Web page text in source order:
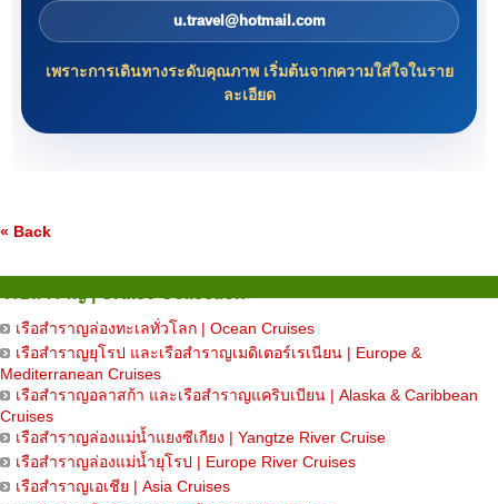
u.travel@hotmail.com
เพราะการเดินทางระดับคุณภาพ เริ่มต้นจากความใส่ใจในราย
ละเอียด
« Back
เรือสำราญล่องทะเลทั่วโลก | Ocean Cruises
เรือสำราญยุโรป และเรือสำราญเมดิเตอร์เรเนียน | Europe &
Mediterranean Cruises
เรือสำราญอลาสก้า และเรือสำราญแคริบเบียน | Alaska & Caribbean
Cruises
เรือสำราญล่องแม่น้ำแยงซีเกียง | Yangtze River Cruise
เรือสำราญล่องแม่น้ำยุโรป | Europe River Cruises
เรือสำราญเอเชีย | Asia Cruises